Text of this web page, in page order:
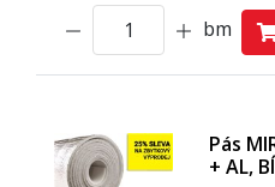
bm
Pás
+ AL,